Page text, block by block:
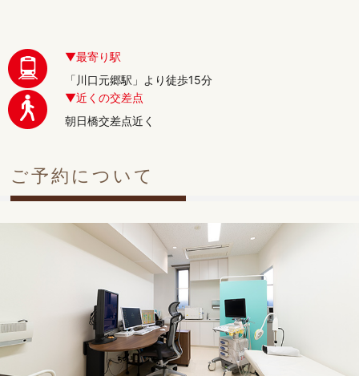
田嶋医師 休診日のご案内
８月25日 （火）
８月26日 （水）
８月28日 （金）
ご迷惑をおかけしますが、何卒よろしくお願いいたします。
休診日のご案内
8月27日 （木) 休診
8月28日 （金) 休診
最寄り駅
「川口元郷駅」より徒歩15分
近くの交差点
朝日橋交差点近く
ご予約について